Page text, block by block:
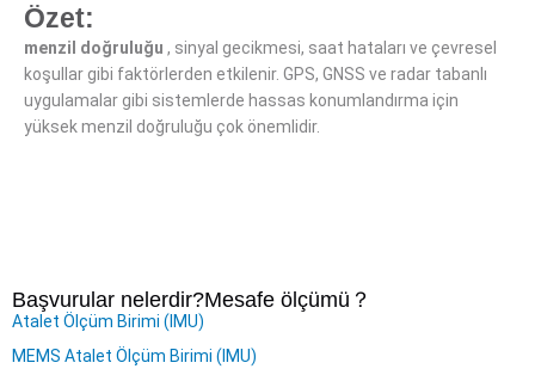
Özet:
menzil doğruluğu , sinyal gecikmesi, saat hataları ve çevresel
koşullar gibi faktörlerden etkilenir. GPS, GNSS ve radar tabanlı
uygulamalar gibi sistemlerde hassas konumlandırma için
yüksek menzil doğruluğu çok önemlidir.
Başvurular nelerdir?Mesafe ölçümü ？
Atalet Ölçüm Birimi (IMU)
MEMS Atalet Ölçüm Birimi (IMU)